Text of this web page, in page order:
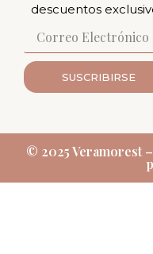
descuentos
SUSCRIBIRSE
© 2025 Veramorest